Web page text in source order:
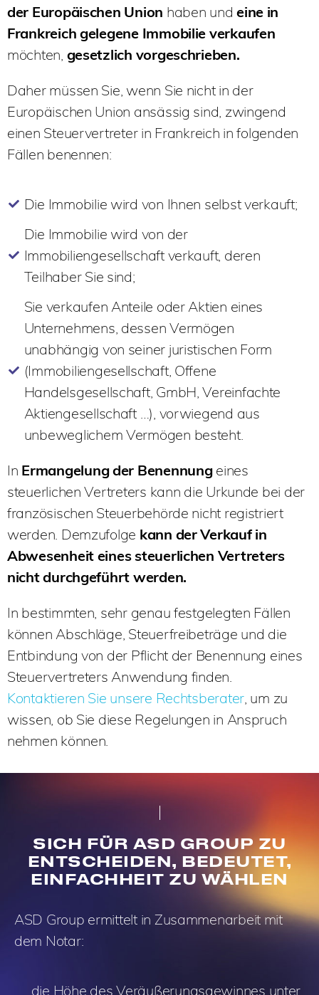
der Europäischen Union haben undeine in
Frankreich gelegene Immobilie verkaufen
möchten, gesetzlich vorgeschrieben.
Daher müssen Sie, wenn Sie nicht in der
Europäischen Union ansässig sind, zwingend
einen Steuervertreter in Frankreich in folgenden
Fällen benennen:
Die Immobilie wird von Ihnen selbst verkauft;
Die Immobilie wird von der
Immobiliengesellschaft verkauft, deren
Teilhaber Sie sind;
Sie verkaufen Anteile oder Aktien eines
Unternehmens, dessen Vermögen
unabhängig von seiner juristischen Form
(Immobiliengesellschaft, Offene
Handelsgesellschaft, GmbH, Vereinfachte
Aktiengesellschaft …), vorwiegend aus
unbeweglichem Vermögen besteht.
In Ermangelung der Benennung eines
steuerlichen Vertreters kann die Urkunde bei der
französischen Steuerbehörde nicht registriert
werden. Demzufolge kann der Verkauf in
Abwesenheit eines steuerlichen Vertreters
nicht durchgeführt werden.
In bestimmten, sehr genau festgelegten Fällen
können Abschläge, Steuerfreibeträge und die
Entbindung von der Pflicht der Benennung eines
Steuervertreters Anwendung finden.
Kontaktieren Sie unsere Rechtsberater , um zu
wissen, ob Sie diese Regelungen in Anspruch
nehmen können.
SICH FÜR ASD GROUP ZU
ENTSCHEIDEN, BEDEUTET,
EINFACHHEIT ZU WÄHLEN
ASD Group ermittelt in Zusammenarbeit mit
dem Notar:
die Höhe des Veräußerungsgewinnes unter